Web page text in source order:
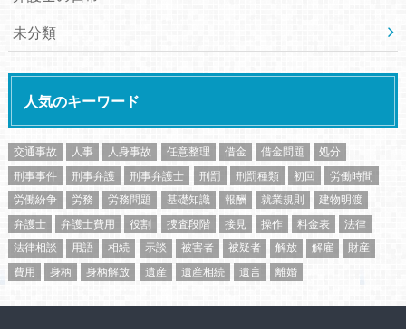
未分類
人気のキーワード
交通事故 人事 人身事故 任意整理 借金 借金問題
処分
刑事事件
刑事弁護 刑事弁護士 刑罰 刑罰種類 初回
労働時間
労働紛争
労務 労務問題 基礎知識 報酬 就業規則
建物明渡
弁護士
弁護士費用 役割 捜査段階 接見 操作 料金表
法律
法律相談
用語 相続 示談 被害者 被疑者 解放 解雇
財産
費用
身柄 身柄解放 遺産 遺産相続 遺言 離婚